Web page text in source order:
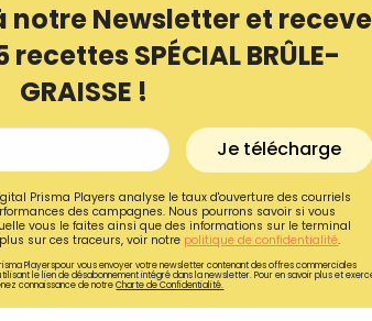
notre Newsletter et
recettes SPÉCIAL BRÛLE-
GRAISSE !
Je télécharge
Prisma Players analyse le taux d'ouverture des courriels
des campagnes. Nous pourrons savoir si vous
vous le faites ainsi que des informations sur le terminal
sur ces traceurs, voir notre politique de confidentialité.
Playerspour vous envoyer votre newsletter contenant des offres commerciales
le lien de désabonnement intégré dans la newsletter. Pour en savoir plus et
connaissance de notreCharte de Confidentialité.
Recevez
recettes inédites de
!
Ainsi que la newsletter